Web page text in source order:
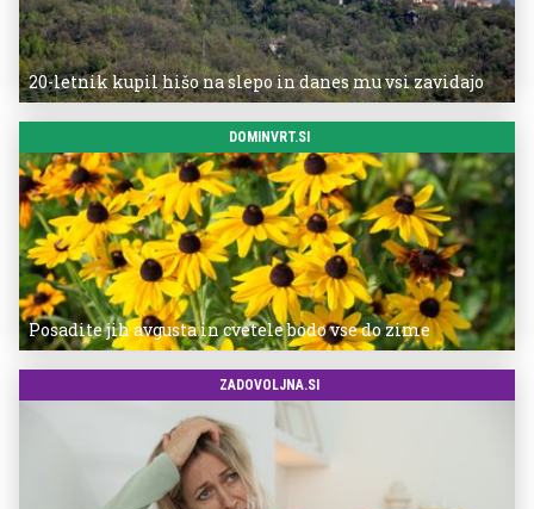
20-letnik kupil hišo na slepo in danes mu vsi zavidajo
DOMINVRT.SI
Posadite jih avgusta in cvetele bodo vse do zime
ZADOVOLJNA.SI